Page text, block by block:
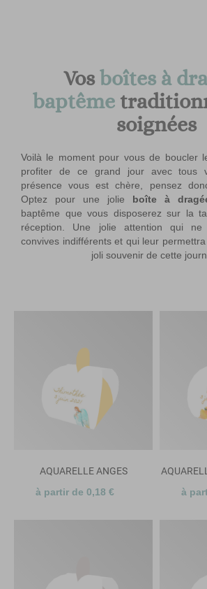
Vos boîtes à
baptême
soignées
Voilà le moment pour vous de boucler
profiter de ce grand jour avec tous
présence vous est chère, pensez
Optez pour une jolie boîte à
baptême que vous disposerez sur la
réception. Une jolie attention qui
convives indifférents et qui leur
joli souvenir de cette
AQUARELLE ANGES
à partir de 0,18 €
à